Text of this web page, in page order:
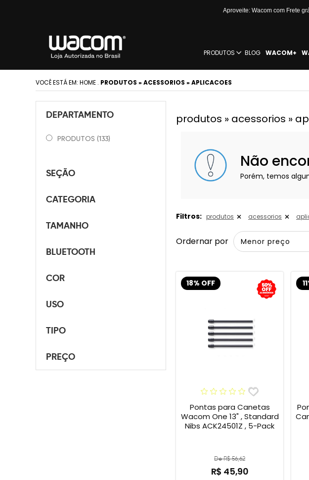
Aproveite: Wacom com Frete
PRODUTOS BLOG WACOM+
VOCÊ ESTÁ EM: HOME . PRODUTOS » ACESSORIOS » APLICACOES
DEPARTAMENTO
PRODUTOS (133)
SEÇÃO
CATEGORIA
TAMANHO
BLUETOOTH
COR
USO
TIPO
PREÇO
produtos » acessorios »
Não
Porém, temos
Filtros: produtos acessorios
Ordernar por
18% OFF
Pontas para Canetas
Wacom One 13" , Standard
Nibs ACK24501Z , 5-Pack
De R$ 56,62
R$ 45,90